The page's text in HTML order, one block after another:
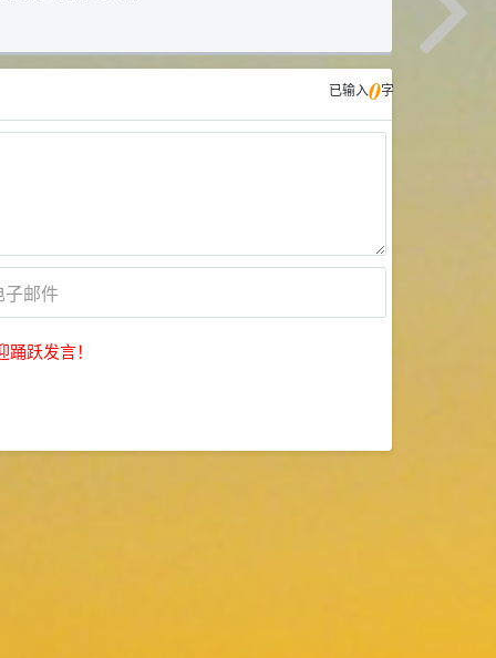
已输入0字
踊跃发言！